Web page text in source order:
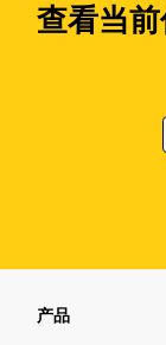
查看当
产品